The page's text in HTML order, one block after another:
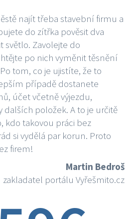
najít třeba stavební firmu a
do zítřka pověsit dva
světlo. Zavolejte do
po nich vyměnit těsnění
tom, co je ujistíte, že to
případě dostanete
účet včetně výjezdu,
dalších položek. A to je určitě
kdo takovou práci bez
si vydělá par korun. Proto
firem!
Martin Bedroš
zakladatel portálu Vyřešmito.cz